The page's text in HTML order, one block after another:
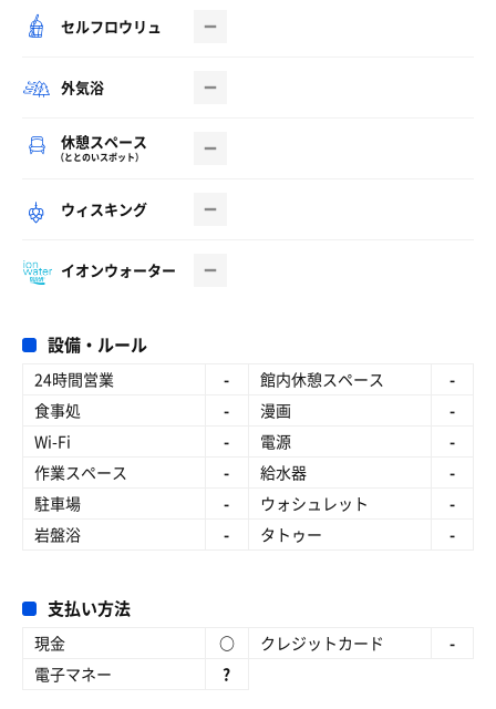
セルフロウリュ
外気浴
休憩スペース
（ととのいスポット）
ウィスキング
イオンウォーター
設備・ルール
24時間営業 - 館内休憩スペース
-
食事処
- 漫画
-
Wi-Fi
- 電源
-
作業スペース
- 給水器
-
駐車場
- ウォシュレット
-
岩盤浴
- タトゥー -
支払い方法
現金 ○ クレジットカード
-
電子マネー
?